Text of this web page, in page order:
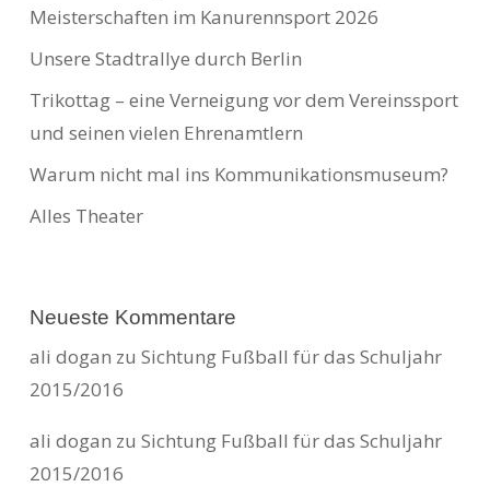
Meisterschaften im Kanurennsport 2026
Unsere Stadtrallye durch Berlin
Trikottag – eine Verneigung vor dem Vereinssport
und seinen vielen Ehrenamtlern
Warum nicht mal ins Kommunikationsmuseum?
Alles Theater
Neueste Kommentare
ali dogan zu Sichtung Fußball für das Schuljahr
2015/2016
ali dogan zu Sichtung Fußball für das Schuljahr
2015/2016